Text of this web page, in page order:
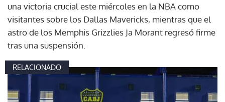
una victoria crucial este miércoles en la NBA como
visitantes sobre los Dallas Mavericks, mientras que el
astro de los Memphis Grizzlies Ja Morant regresó firme
tras una suspensión.
RELACIONADO